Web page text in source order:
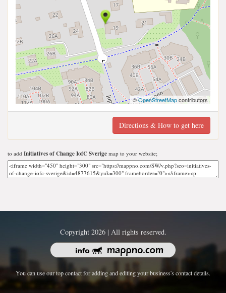
©OpenStreetMapcontributors
Directions & How to get here
to add Initiatives of Change IofC Sverige map to your website;
Copyright 2026 | All rights reserved.
You can use our top contact for adding and editing your business's contact details.